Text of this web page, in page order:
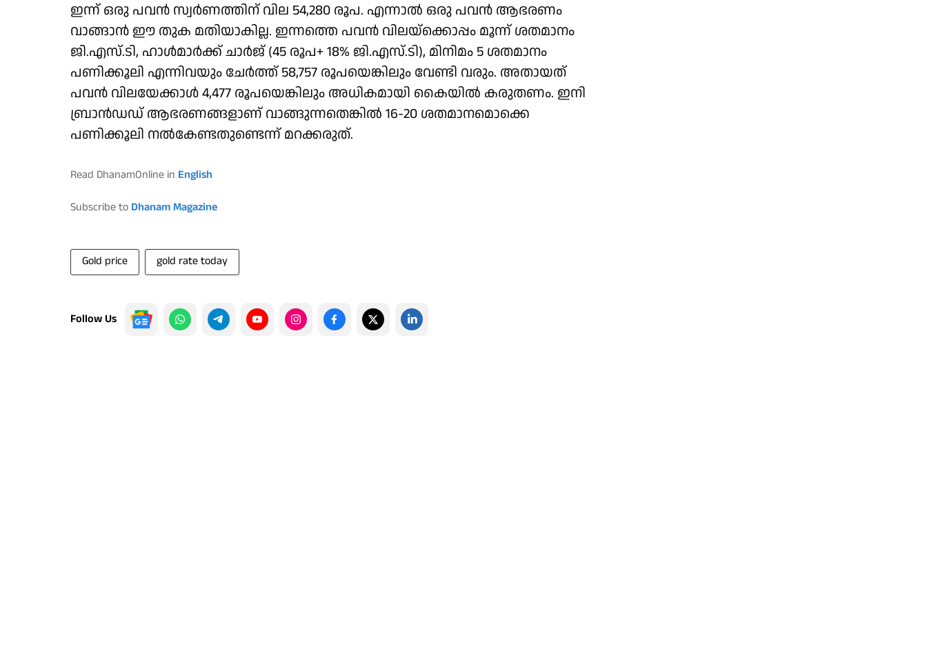
ഇന്ന് ഒരു പവന്‍ സ്വര്‍ണത്തിന് വില 54,280 രൂപ. എന്നാല്‍ ഒരു പവന്‍ ആഭരണം
വാങ്ങാന്‍ ഈ തുക മതിയാകില്ല. ഇന്നത്തെ പവന്‍ വിലയ്ക്കൊപ്പം മൂന്ന് ശതമാനം
ജി.എസ്.ടി, ഹാള്‍മാര്‍ക്ക് ചാര്‍ജ് (45 രൂപ+ 18% ജി.എസ്.ടി), മിനിമം 5 ശതമാനം
പണിക്കൂലി എന്നിവയും ചേര്‍ത്ത് 58,757 രൂപയെങ്കിലും വേണ്ടി വരും. അതായത്
പവന്‍ വിലയേക്കാള്‍ 4,477 രൂപയെങ്കിലും അധികമായി കൈയില്‍ കരുതണം. ഇനി
ബ്രാന്‍ഡഡ് ആഭരണങ്ങളാണ് വാങ്ങുന്നതെങ്കില്‍ 16-20 ശതമാനമൊക്കെ
പണിക്കൂലി നല്‍കേണ്ടതുണ്ടെന്ന് മറക്കരുത്.
Read DhanamOnline in English
Subscribe to Dhanam Magazine
Gold price gold rate today
Follow Us